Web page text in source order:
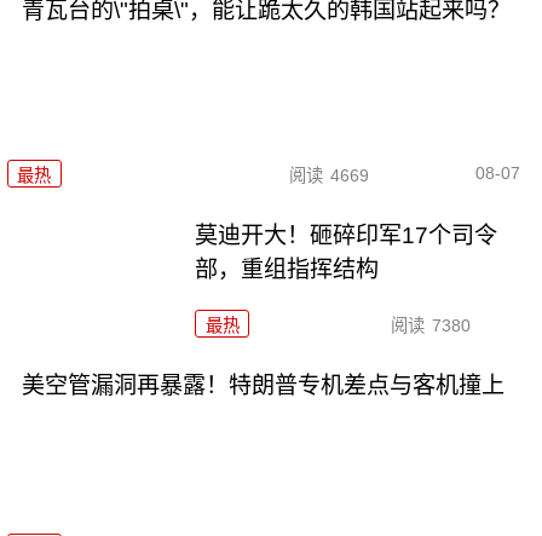
青瓦台的\"拍桌\"，能让跪太久的韩国站起来吗？
最热 阅读 4669 08-07
莫迪开大！砸碎印军17个司令
部，重组指挥结构
最热 阅读 7380
美空管漏洞再暴露！特朗普专机差点与客机撞上